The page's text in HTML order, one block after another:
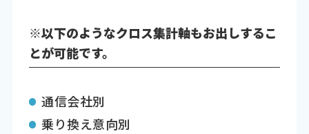
※以下のようなクロス集計軸もお出しするこ
とが可能です。
通信会社別
乗り換え意向別